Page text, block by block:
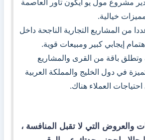
مشروع مول يو ايكون تاور العاصمة
خيالية.
من المشاريع التجارية الناجحة داخل
إيجابي كبير ومبيعات قوية.
باقة من القرى والمشاريع
في دول الخليج والمملكة العربية
احتياجات العملاء هناك.
والعروض التي لا تقبل المنافسة ،